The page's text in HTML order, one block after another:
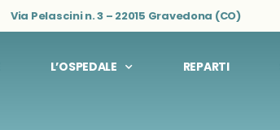
Via Pelascini n. 3 – 22015 Gravedona (CO)
L’OSPEDALE REPARTI